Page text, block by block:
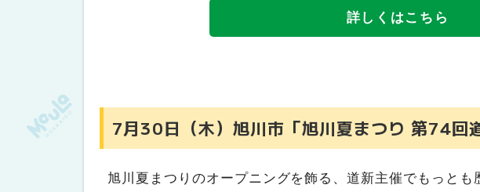
6月27日（土）・28日（日）厚真町「第54回あつま田舎まつ
7月4日（土）・5日（日）安平町「第18回あびら夏！うまか
【昨年情報】9月6日（土）室蘭市「室蘭満天花火」※有料
日高エリア
8月14日（金）～16日（日）えりも町「第51回えりもの灯台
詳しくはこちら
7月30日（木）旭川市「旭川夏まつり 第74回
旭川夏まつりのオープニングを飾る、道新主催でもっと